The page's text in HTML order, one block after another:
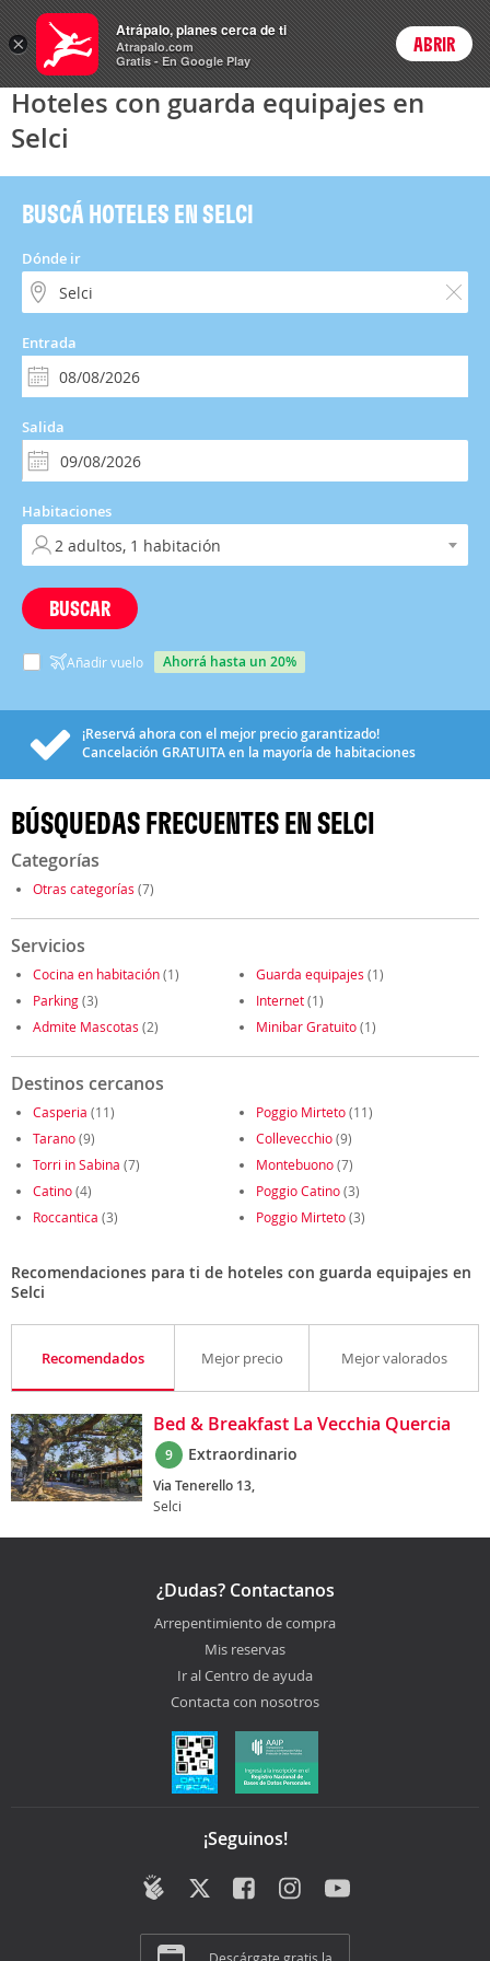
Hoteles Precios enPeso
ARSCambiar moneda
Login
Hoteles con guarda equipajes en
Selci
BUSCÁ HOTELES EN SELCI
Dónde ir
Entrada
Salida
Habitaciones
BUSCAR
Añadir vuelo ahorrá hasta un 20%
¡Reservá ahora con el mejor precio garantizado!
Cancelación GRATUITAen la mayoría de habitaciones
BÚSQUEDAS FRECUENTES EN SELCI
Categorías
Otras categorías (7)
Servicios
Cocina en habitación(1) Guarda equipajes (1)
Parking(3) Internet(1)
Admite Mascotas (2) Minibar Gratuito(1)
Destinos cercanos
Casperia (11) Poggio Mirteto(11)
Tarano(9) Collevecchio(9)
Torri in Sabina (7) Montebuono(7)
Catino(4) Poggio Catino(3)
Roccantica (3) Poggio Mirteto(3)
Recomendaciones para ti de hoteles con guarda equipajes en
Selci
Recomendados Mejor precio Mejor valorados
Bed & Breakfast La Vecchia Quercia
9 Extraordinario
Via Tenerello 13,
Selci
¿Dudas? Contactanos
Arrepentimiento de compra
Mis reservas
Ir al Centro de ayuda
Contacta con nosotros
¡Seguinos!
×
Atrápalo, planes cerca de ti
Atrapalo.com
Gratis - En Google Play
ABRIR